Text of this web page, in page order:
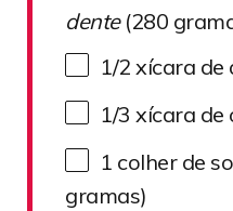
dente (280
1/2 xícara de
1/3 xícara de
1 colher de
gramas)